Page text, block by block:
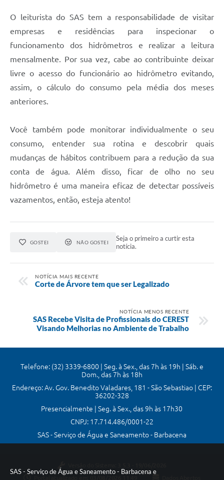
SAS - Serviço de Água e Saneamento - Barbacena e
O leiturista do SAS tem a responsabilidade de visitar
empresas e residências para inspecionar o
funcionamento dos hidrômetros e realizar a leitura
mensalmente. Por sua vez, cabe ao contribuinte deixar
livre o acesso do funcionário ao hidrômetro evitando,
assim, o cálculo do consumo pela média dos meses
anteriores.
Você também pode monitorar individualmente o seu
consumo, entender sua rotina e descobrir quais
mudanças de hábitos contribuem para a redução da sua
conta de água. Além disso, ficar de olho no seu
hidrômetro é uma maneira eficaz de detectar possíveis
vazamentos, então, esteja atento!
GOSTEI NÃO GOSTEI
Seja o primeiro a curtir esta
notícia.
NOTÍCIA MAIS RECENTE
Corte de Árvore tem que ser Legalizado
NOTÍCIA MENOS RECENTE
SAS Recebe Visita de Profissionais do CEREST
Visando Melhorias no Ambiente de Trabalho
Telefone: (32) 3339-6800 | Seg. à Sex., das 7h às 19h | Sáb. e
Dom., das 7h às 18h
Endereço: Av. Gov. Benedito Valadares, 181 - São Sebastiao | CEP:
36202-328
Presencialmente | Seg. à Sex., das 9h às 17h30
CNPJ: 17.714.486/0001-22
SAS - Serviço de Água e Saneamento - Barbacena